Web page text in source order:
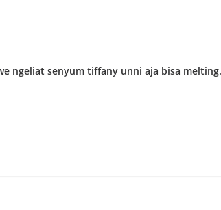
ngeliat senyum tiffany unni aja bisa